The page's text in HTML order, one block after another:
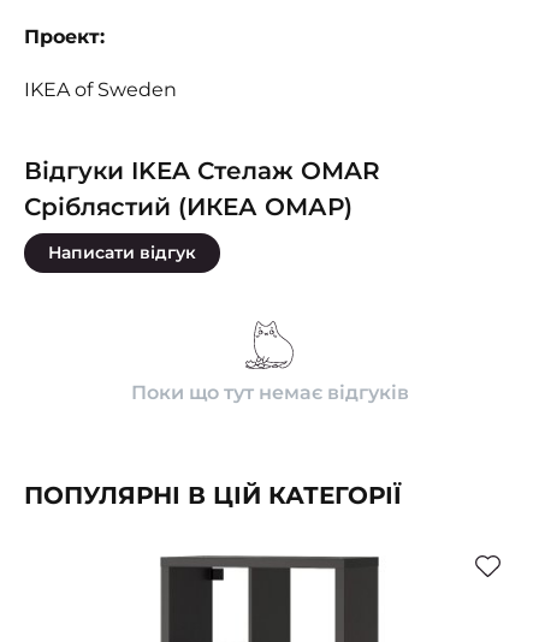
Проект:
IKEA of Sweden
Відгуки IKEA Стелаж OMAR
Сріблястий (ИКЕА ОМАР)
Написати відгук
Поки що тут немає відгуків
ПОПУЛЯРНІ В ЦІЙ КАТЕГОРІЇ